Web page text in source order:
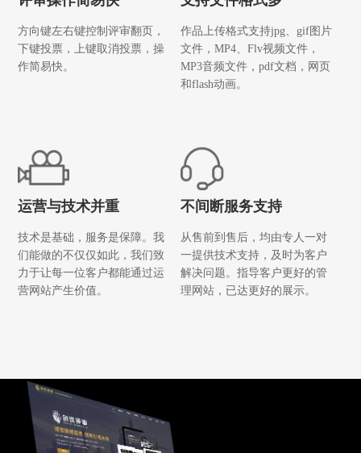
方向键左右键控制评审翻页，
下键投票，上键取消投票，操
作简易快。
作品上传格式支持jpg、gif图片
文件，MP4、Flv视频文件，
MP3音频文件，pdf文档，网页
和flash动画。
运营与技术并重
技术是基础，服务是保障。我
们能做的不仅仅如此，我们致
力于让每一位客户都能通过运
营网站产生价值。
不间断服务支持
从售前到售后，均由专人一对
一提供技术支持，及时为客户
解决问题。指导客户更好的管
理网站，已达更好的展示。